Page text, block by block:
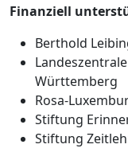
Finanziell
Berthold
Württemberg
Rosa-
Stiftung
Stiftung